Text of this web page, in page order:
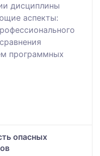
дисциплины
aспекты:
прогрaммных
опасных